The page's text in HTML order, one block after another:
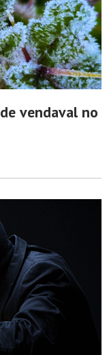
vendaval no